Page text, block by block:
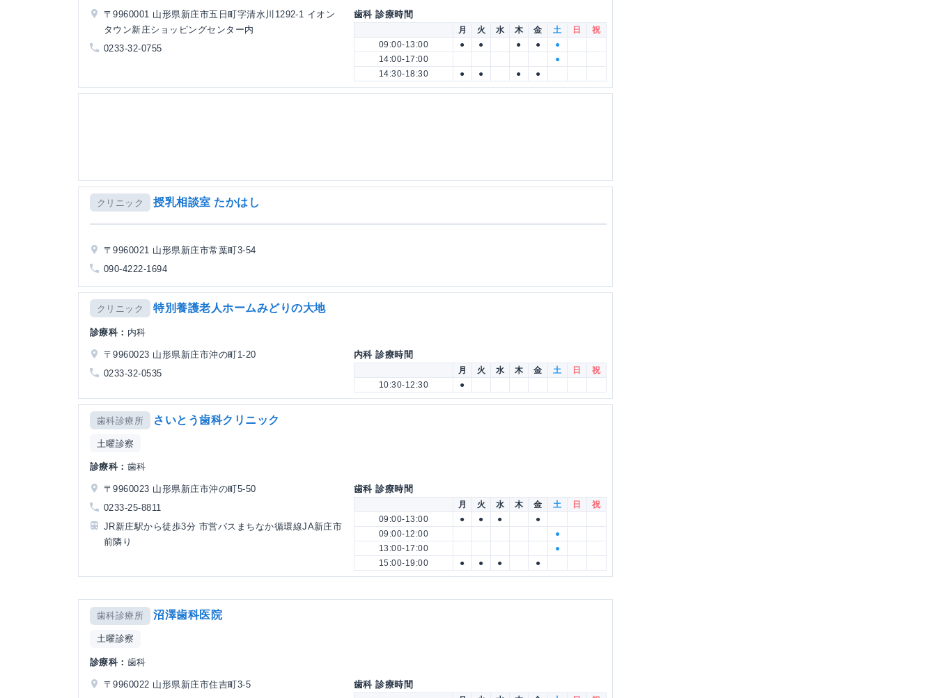
〒9960001 山形県新庄市五日町字清水川1292-1 イオン
タウン新庄ショッピングセンター内
0233-32-0755
歯科 診療時間
月 火 水 木 金 土 日
祝
09:00-13:00
● ● ● ●
●
14:00-17:00
●
14:30-18:30
● ● ● ●
クリニック 授乳相談室 たかはし
〒9960021 山形県新庄市常葉町3-54
090-4222-1694
クリニック 特別養護老人ホームみどりの大地
診療科： 内科
〒9960023 山形県新庄市沖の町1-20
0233-32-0535
内科 診療時間
月 火 水 木 金 土 日
祝
10:30-12:30
●
歯科診療所 さいとう歯科クリニック
土曜診察
診療科： 歯科
〒9960023 山形県新庄市沖の町5-50
0233-25-8811
JR新庄駅から徒歩3分 市営バスまちなか循環線JA新庄市
前隣り
歯科 診療時間
月 火 水 木 金 土 日
祝
09:00-13:00
● ● ●
●
09:00-12:00
●
13:00-17:00
●
15:00-19:00
● ● ● ●
歯科診療所 沼澤歯科医院
土曜診察
診療科： 歯科
〒9960022 山形県新庄市住吉町3-5
歯科 診療時間